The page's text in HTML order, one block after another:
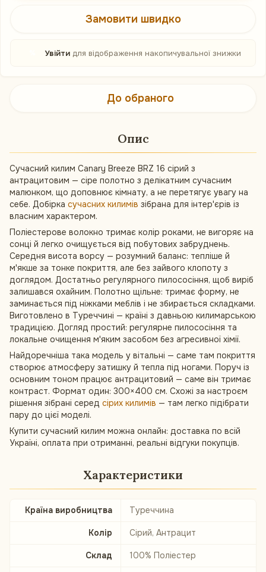
Замовити швидко
Увійтидля відображення накопичувальної знижки
До обраного
Опис
Сучасний килим Canary Breeze BRZ 16 сірий з
антрацитовим — сіре полотно з делікатним сучасним
малюнком, що доповнює кімнату, а не перетягує увагу на
себе. Добірка сучасних килимів зібрана для інтер'єрів із
власним характером.
Поліестерове волокно тримає колір роками, не вигоряє на
сонці й легко очищується від побутових забруднень.
Середня висота ворсу — розумний баланс: тепліше й
м'якше за тонке покриття, але без зайвого клопоту з
доглядом. Достатньо регулярного пилососіння, щоб виріб
залишався охайним. Полотно щільне: тримає форму, не
заминається під ніжками меблів і не збирається складками.
Виготовлено в Туреччині — країні з давньою килимарською
традицією. Догляд простий: регулярне пилососіння та
локальне очищення м'яким засобом без агресивної хімії.
Найдоречніша така модель у вітальні — саме там покриття
створює атмосферу затишку й тепла під ногами. Поруч із
основним тоном працює антрацитовий — саме він тримає
контраст. Формат один: 300×400 см. Схожі за настроєм
рішення зібрані серед сірих килимів — там легко підібрати
пару до цієї моделі.
Купити сучасний килим можна онлайн: доставка по всій
Україні, оплата при отриманні, реальні відгуки покупців.
Характеристики
Країна виробництва Туреччина
Колір Сірий, Антрацит
Склад 100% Поліестер